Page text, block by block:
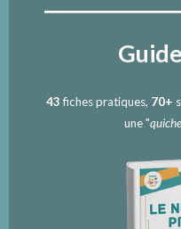
43fiches pratiques, 70+
une "